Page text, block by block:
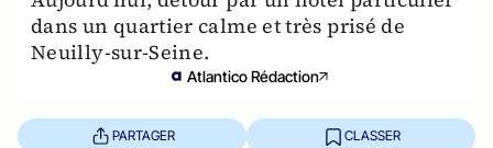
dans un quartier calme et très prisé de
Neuilly-sur-Seine.
Atlantico Rédaction
PARTAGER CLASSER